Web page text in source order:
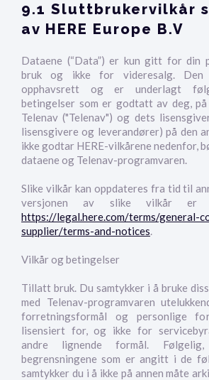
9.1 Sluttbrukervilkår
av HERE Europe B.V
Dataene (“Data”) er kun gitt for din
bruk og ikke for videresalg.
opphavsrett og er underlagt
betingelser som er godtatt av deg, på
Telenav ("Telenav") og dets
lisensgivere og leverandører) på den
ikke godtar HERE-vilkårene nedenfor,
dataene og Telenav-programvaren.
Slike vilkår kan oppdateres fra tid til
versjonen av slike vilkår er
https://legal.here.com/terms/general-
supplier/terms-and-notices.
Vilkår og betingelser
Tillatt bruk. Du samtykker i å bruke
med Telenav-programvaren
forretningsformål og personlige
lisensiert for, og ikke for
andre lignende formål.
begrensningene som er angitt i de
samtykker du i å ikke på annen måte